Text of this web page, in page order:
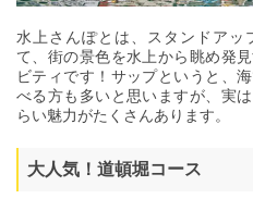
水上さんぽとは、スタンドアッ
て、街の景色を水上から眺め発
ビティです！サップというと、
べる方も多いと思いますが、実
らい魅力がたくさんあります。
大人気！道頓堀コース